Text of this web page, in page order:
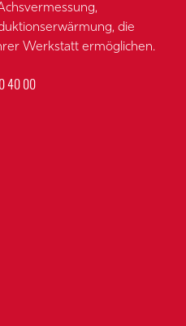
die
Werkstatt ermöglichen.
40 00